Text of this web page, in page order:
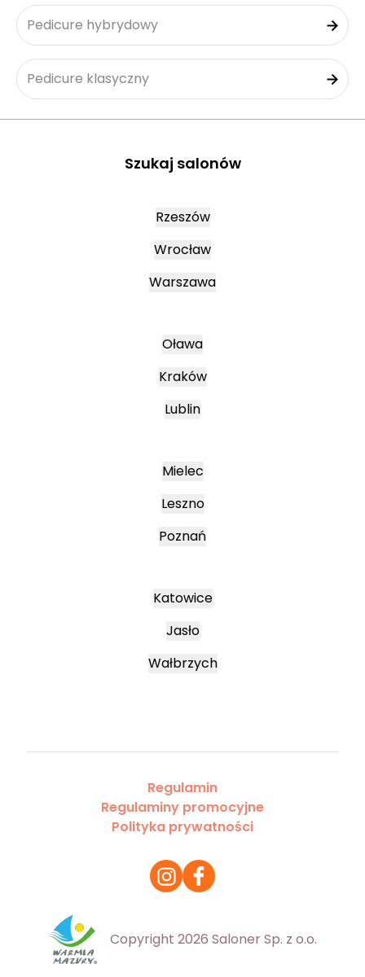
Pedicure hybrydowy
Pedicure klasyczny
Szukaj salonów
Rzeszów
Wrocław
Warszawa
Oława
Kraków
Lublin
Mielec
Leszno
Poznań
Katowice
Jasło
Wałbrzych
Regulamin
Regulaminy promocyjne
Polityka prywatności
Copyright 2026 Saloner Sp. z o.o.